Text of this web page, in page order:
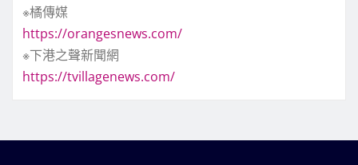
※橘傳媒
https://orangesnews.com/
※下港之聲新聞網
https://tvillagenews.com/